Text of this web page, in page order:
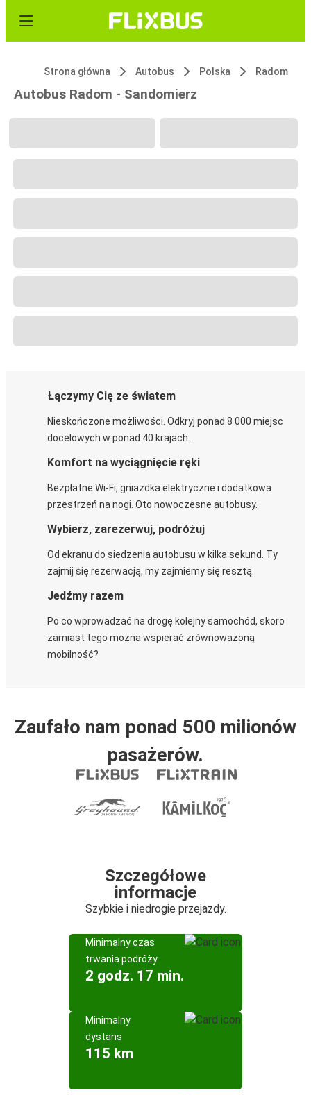
Strona główna Autobus Polska Radom
Autobus Radom - Sandomierz
Łączymy Cię ze światem
Nieskończone możliwości. Odkryj ponad 8 000 miejsc
docelowych w ponad 40 krajach.
Komfort na wyciągnięcie ręki
Bezpłatne Wi-Fi, gniazdka elektryczne i dodatkowa
przestrzeń na nogi. Oto nowoczesne autobusy.
Wybierz, zarezerwuj, podróżuj
Od ekranu do siedzenia autobusu w kilka sekund. Ty
zajmij się rezerwacją, my zajmiemy się resztą.
Jedźmy razem
Po co wprowadzać na drogę kolejny samochód, skoro
zamiast tego można wspierać zrównoważoną
mobilność?
Zaufało nam ponad 500 milionów
pasażerów.
Szczegółowe
informacje
Szybkie i niedrogie przejazdy.
Minimalny czas
trwania podróży
2 godz. 17 min.
Minimalny
dystans
115 km